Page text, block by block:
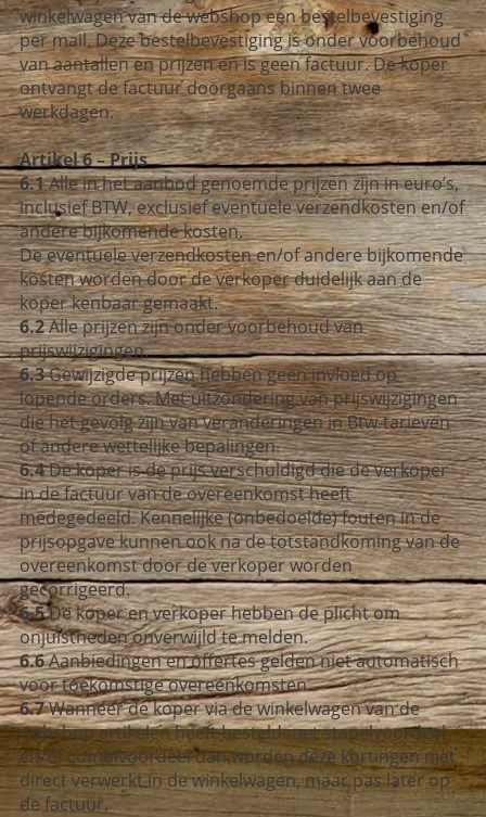
winkelwagen van de webshop een bestelbevestiging
per mail. Deze bestelbevestiging is onder voorbehoud
van aantallen en prijzen en is geen factuur. De koper
ontvangt de factuur doorgaans binnen twee
werkdagen.
Artikel 6 – Prijs
6.1Alle in het aanbod genoemde prijzen zijn in euro’s,
inclusief BTW, exclusief eventuele verzendkosten en/of
andere bijkomende kosten.
De eventuele verzendkosten en/of andere bijkomende
kosten worden door de verkoper duidelijk aan de
koper kenbaar gemaakt.
6.2Alle prijzen zijn onder voorbehoud van
prijswijzigingen.
6.3Gewijzigde prijzen hebben geen invloed op
lopende orders. Met uitzondering van prijswijzigingen
die het gevolg zijn van veranderingen in Btw-tarieven
of andere wettelijke bepalingen.
6.4De koper is de prijs verschuldigd die de verkoper
in de factuur van de overeenkomst heeft
medegedeeld. Kennelijke (onbedoelde) fouten in de
prijsopgave kunnen ook na de totstandkoming van de
overeenkomst door de verkoper worden
gecorrigeerd.
6.5De koper en verkoper hebben de plicht om
onjuistheden onverwijld te melden.
6.6Aanbiedingen en offertes gelden niet automatisch
voor toekomstige overeenkomsten.
6.7Wanneer de koper via de winkelwagen van de
webshop artikelen heeft besteld metstapelvoordeel
en/of combivoordeel dan worden deze kortingen niet
direct verwerktin de winkelwagen, maar pas later op
de factuur.